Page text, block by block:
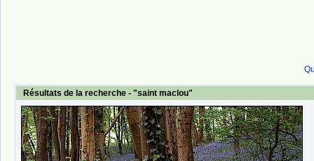
Résultats de la recherche - "saint maclou"